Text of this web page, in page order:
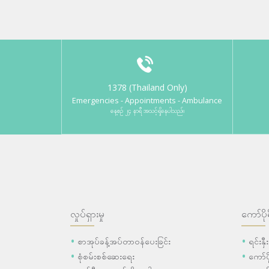
1378 (Thailand Only)
Emergencies - Appointments - Ambulance
နေ့စဉ် ၂၄ နာရီ အသင့်ရှိနေပါသည်။
လှုပ်ရှားမှု
စာအုပ်ခန့်အပ်တာဝန်ပေးခြင်း
စုံစမ်းစစ်ဆေးရေး
ကော်
ရင်း
ကေ